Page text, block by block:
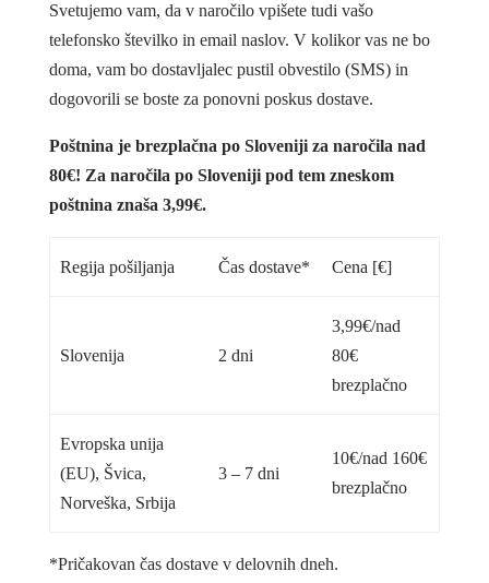
Svetujemo vam, da v naročilo vpišete tudi vašo
telefonsko številko in email naslov. V kolikor vas ne bo
doma, vam bo dostavljalec pustil obvestilo (SMS) in
dogovorili se boste za ponovni poskus dostave.
Poštnina je brezplačna po Sloveniji za naročila nad
80€! Za naročila po Sloveniji pod tem zneskom
poštnina znaša 3,99€.
Regija pošiljanja Čas dostave* Cena [€]
Slovenija 2 dni
3,99€/nad
80€
brezplačno
Evropska unija
(EU), Švica,
Norveška, Srbija
3 – 7 dni
10€/nad 160€
brezplačno
*Pričakovan čas dostave v delovnih dneh.